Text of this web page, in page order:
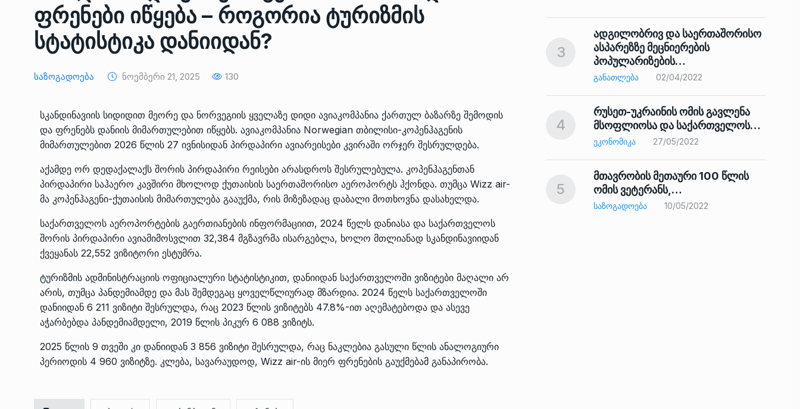
ფრენები იწყება – როგორია ტურიზმის
სტატისტიკა დანიიდან?
Საზოგადოება Ნოემბერი 21, 2025 130
სკანდინავიის სიდიდით მეორე და ნორვეგიის ყველაზე დიდი ავიაკომპანია ქართულ ბაზარზე შემოდის
და ფრენებს დანიის მიმართულებით იწყებს. ავიაკომპანია Norwegian თბილისი-კოპენჰაგენის
მიმართულებით 2026 წლის 27 ივნისიდან პირდაპირი ავიარეისები კვირაში ორჯერ შესრულდება.
აქამდე ორ დედაქალაქს შორის პირდაპირი რეისები არასდროს შესრულებულა. კოპენჰაგენთან
პირდაპირი საჰაერო კავშირი მხოლოდ ქუთაისის საერთაშორისო აეროპორტს ჰქონდა. თუმცა Wizz air-
მა კოპენჰაგენი-ქუთაისის მიმართულება გააუქმა, რის მიზეზადაც დაბალი მოთხოვნა დასახელდა.
საქართველოს აეროპორტების გაერთიანების ინფორმაციით, 2024 წელს დანიასა და საქართველოს
შორის პირდაპირი ავიამიმოსვლით 32,384 მგზავრმა ისარგებლა, ხოლო მთლიანად სკანდინავიიდან
ქვეყანას 22,552 ვიზიტორი ესტუმრა.
ტურიზმის ადმინისტრაციის ოფიციალური სტატისტიკით, დანიიდან საქართველოში ვიზიტები მაღალი არ
არის, თუმცა პანდემიამდე და მას შემდეგაც ყოველწლიურად მზარდია. 2024 წელს საქართველოში
დანიიდან 6 211 ვიზიტი შესრულდა, რაც 2023 წლის ვიზიტებს 47.8%-ით აღემატებოდა და ასევე
აჭარბებდა პანდემიამდელი, 2019 წლის პიკურ 6 088 ვიზიტს.
2025 წლის 9 თვეში კი დანიიდან 3 856 ვიზიტი შესრულდა, რაც ნაკლებია გასული წლის ანალოგიური
პერიოდის 4 960 ვიზიტზე. კლება, სავარაუდოდ, Wizz air-ის მიერ ფრენების გაუქმებამ განაპირობა.
ᲔᲙᲝᲜᲝᲛᲘᲙᲐ 10/05/2022
საქართველოს რკინიგზის
დერეფნის…
9
თბილისის ზაქარია ფალიაშვილის
სახელობის ოპერისა და
ბალეტის…
ᲙᲣᲚᲢᲣᲠᲐ 13/05/2022
10
თბილისის ზაქარია ფალიაშვილის
სახელობის ოპერისა და
ბალეტის…
ᲙᲣᲚᲢᲣᲠᲐ 13/05/2022
14
პრემიერ-მინისტრი ირაკლი
ღარიბაშვილი ოზურგეთის
ტექნოპარკში სტარტაპერებს…
15
პრემიერ-მინისტრმა ირაკლი
ღარიბაშვილმა ახლად
რეაბილიტირებული ოზურგეთის…
ᲒᲐᲜᲐᲗᲚᲔᲑᲐ 15/05/2022
3
ადგილობრივ და საერთაშორისო
ასპარეზზე მეცნიერების
პოპულარიზების…
ᲒᲐᲜᲐᲗᲚᲔᲑᲐ 02/04/2022
4
რუსეთ-უკრაინის ომის გავლენა
მსოფლიოსა და საქართველოს…
ᲔᲙᲝᲜᲝᲛᲘᲙᲐ 27/05/2022
5
მთავრობის მეთაური 100 წლის
ომის ვეტერანს,…
ᲡᲐᲖᲝᲒᲐᲓᲝᲔᲑᲐ 10/05/2022